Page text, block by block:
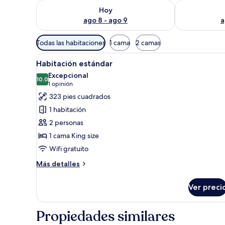
Hoy
ago 8 - ago 9
Consulta la disponibilidad para hoy ago 8 - ago 9
Consulta la
Filtros
disponibles
para
las
habitaciones
Todas las habitaciones 1 cama 2 camas
Abrir
todas
las
fotos
de
Habitación
estándar
Escritorio, wifi gratis y ropa de
10
Habitación estándar
10.010.0 de 10
Excepcional
1 opinión
(1
opinión)
323 pies cuadrados
1 habitación
2 personas
1 cama King size
Wifi gratuito
Más detalles
Más
estándar
Ver
Propiedades similares